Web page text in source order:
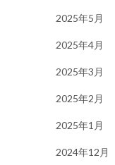
2025年5月
2025年4月
2025年3月
2025年2月
2025年1月
2024年12月